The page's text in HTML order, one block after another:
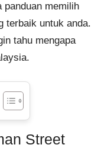
panduan memilih
terbaik untuk anda.
tahu mengapa
Street